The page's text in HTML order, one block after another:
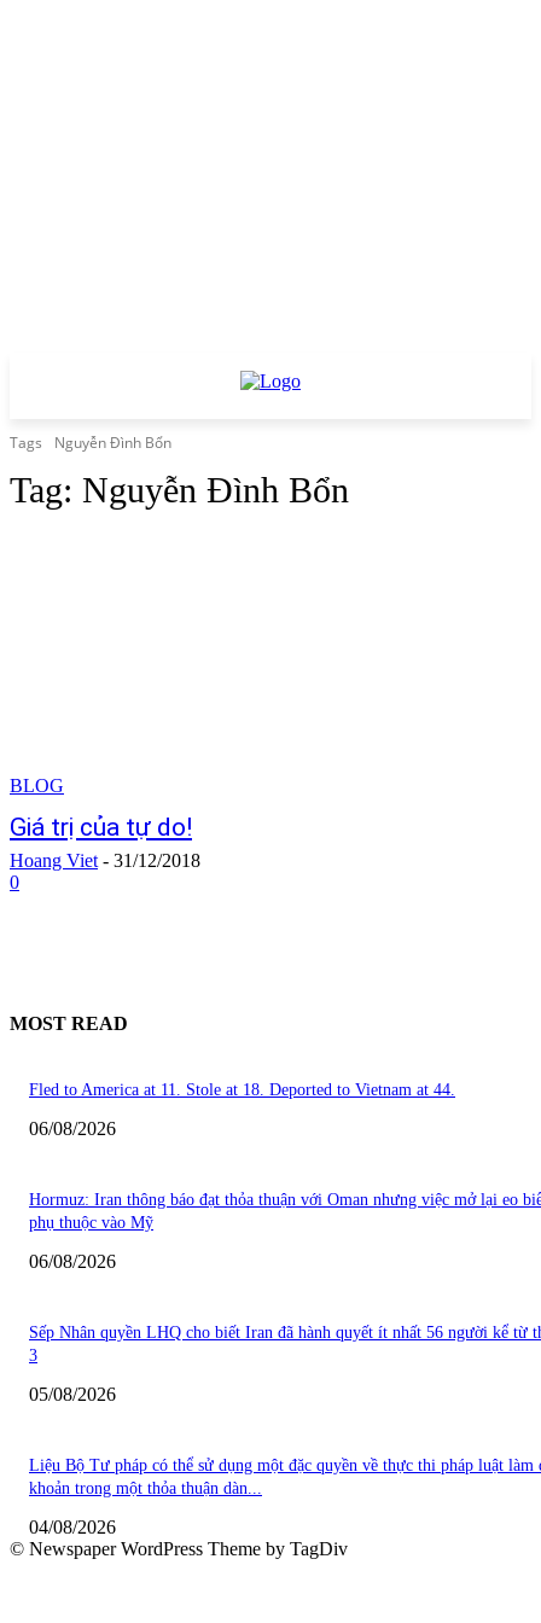
Tags Nguyễn Đình Bổn
Tag: Nguyễn Đình Bổn
BLOG
Giá trị của tự do!
Hoang Viet - 31/12/2018
0
MOST READ
Fled to America at 11. Stole at 18. Deported to Vietnam at 44.
06/08/2026
Hormuz: Iran thông báo đạt thỏa thuận với Oman nhưng việc mở lại eo
phụ thuộc vào Mỹ
06/08/2026
Sếp Nhân quyền LHQ cho biết Iran đã hành quyết ít nhất 56 người kể từ
3
05/08/2026
Liệu Bộ Tư pháp có thể sử dụng một đặc quyền về thực thi pháp luật làm
khoản trong một thỏa thuận dàn...
04/08/2026
© Newspaper WordPress Theme by TagDiv